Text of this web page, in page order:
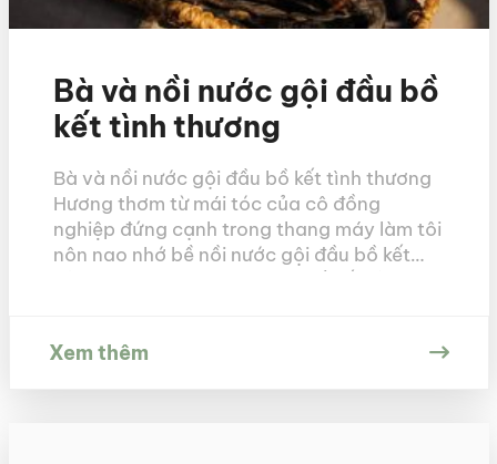
Bà và nồi nước gội đầu bồ
kết tình thương
Bà và nồi nước gội đầu bồ kết tình thương
Hương thơm từ mái tóc của cô đồng
nghiệp đứng cạnh trong thang máy làm tôi
nôn nao nhớ bề nồi nước gội đầu bồ kết
của bà. Nhớ sao mùi hương bồ kết tỏa ra
Xem thêm